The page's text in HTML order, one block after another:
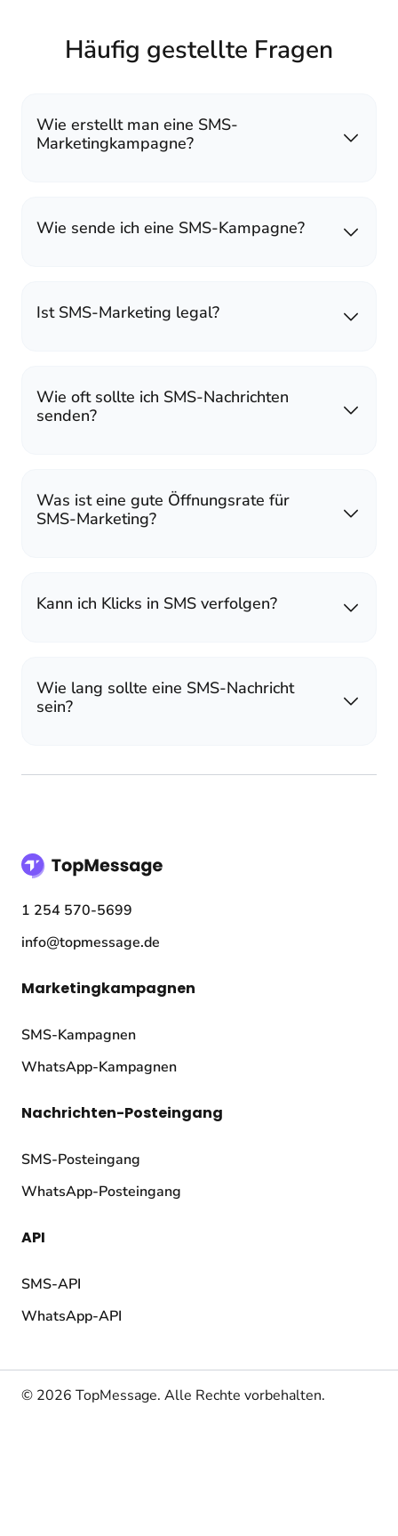
Häufig gestellte Fragen
Wie erstellt man eine SMS-
Marketingkampagne?
Wie sende ich eine SMS-Kampagne?
Ist SMS-Marketing legal?
Wie oft sollte ich SMS-Nachrichten
senden?
Was ist eine gute Öffnungsrate für
SMS-Marketing?
Kann ich Klicks in SMS verfolgen?
Wie lang sollte eine SMS-Nachricht
sein?
1 254 570-5699
info@topmessage.de
Marketingkampagnen
SMS-Kampagnen
WhatsApp-Kampagnen
Nachrichten-Posteingang
SMS-Posteingang
WhatsApp-Posteingang
API
SMS-API
WhatsApp-API
© 2026 TopMessage. Alle Rechte vorbehalten.